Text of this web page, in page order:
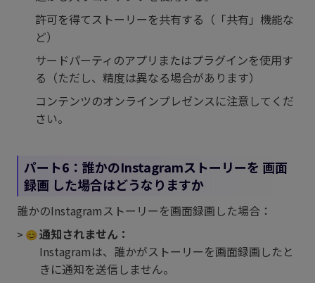
許可を得てストーリーを共有する（「共有」機能な
ど）
サードパーティのアプリまたはプラグインを使用す
る（ただし、精度は異なる場合があります）
コンテンツのオンラインプレゼンスに注意してくだ
さい。
パート6：誰かのInstagramストーリーを 画面
録画 した場合はどうなりますか
誰かのInstagramストーリーを画面録画した場合：
通知されません：
Instagramは、誰かがストーリーを画面録画したと
きに通知を送信しません。